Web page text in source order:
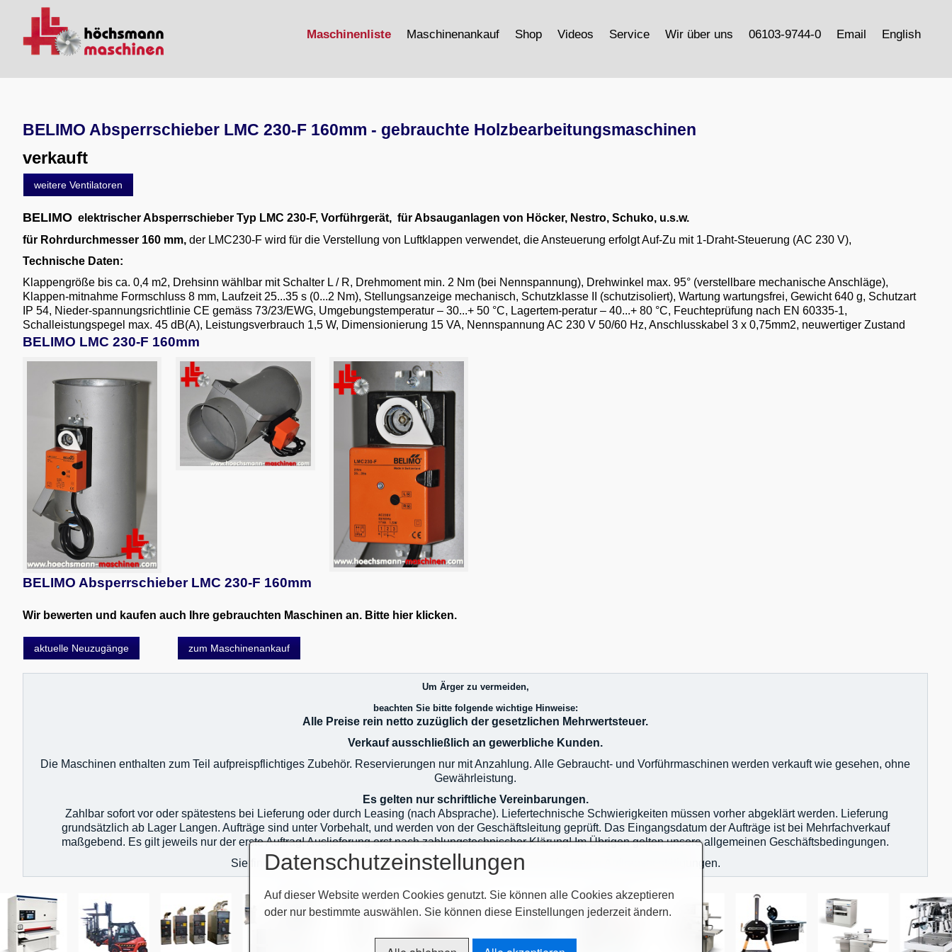
Maschinenliste Maschinenankauf Shop Videos Service Wir über uns 06103-9744-0 Email English
BELIMO Absperrschieber LMC 230-F 160mm - gebrauchte Holzbearbeitungsmaschinen
verkauft
weitere Ventilatoren
BELIMO elektrischer Absperrschieber Typ LMC 230-F, Vorführgerät, für Absauganlagen von Höcker, Nestro, Schuko, u.s.w.
für Rohrdurchmesser 160 mm, der LMC230-F wird für die Verstellung von Luftklappen verwendet, die Ansteuerung erfolgt Auf-Zu mit 1-Draht-Steuerung (AC 230 V),
Technische Daten:
Klappengröße bis ca. 0,4 m2, Drehsinn wählbar mit Schalter L / R, Drehmoment min. 2 Nm (bei Nennspannung), Drehwinkel max. 95° (verstellbare mechanische Anschläge),
Klappen-mitnahme Formschluss 8 mm, Laufzeit 25...35 s (0...2 Nm), Stellungsanzeige mechanisch, Schutzklasse II (schutzisoliert), Wartung wartungsfrei, Gewicht 640 g, Schutzart
IP 54, Nieder-spannungsrichtlinie CE gemäss 73/23/EWG, Umgebungstemperatur – 30...+ 50 °C, Lagertem-peratur – 40...+ 80 °C, Feuchteprüfung nach EN 60335-1,
Schalleistungspegel max. 45 dB(A), Leistungsverbrauch 1,5 W, Dimensionierung 15 VA, Nennspannung AC 230 V 50/60 Hz, Anschlusskabel 3 x 0,75mm2, neuwertiger Zustand
BELIMO LMC 230-F 160mm
BELIMO Absperrschieber LMC 230-F 160mm
Wir bewerten und kaufen auch Ihre gebrauchten Maschinen an. Bitte hier klicken.
aktuelle Neuzugänge zum Maschinenankauf
Um Ärger zu vermeiden,
beachten Sie bitte folgende wichtige Hinweise:
Alle Preise rein netto zuzüglich der gesetzlichen Mehrwertsteuer.
Verkauf ausschließlich an gewerbliche Kunden.
Die Maschinen enthalten zum Teil aufpreispflichtiges Zubehör. Reservierungen nur mit Anzahlung. Alle Gebraucht- und Vorführmaschinen werden verkauft wie gesehen, ohne
Gewährleistung.
Es gelten nur schriftliche Vereinbarungen.
Zahlbar sofort vor oder spätestens bei Lieferung oder durch Leasing (nach Absprache). Liefertechnische Schwierigkeiten müssen vorher abgeklärt werden. Lieferung
grundsätzlich ab Lager Langen. Aufträge sind unter Vorbehalt, und werden von der Geschäftsleitung geprüft. Das Eingangsdatum der Aufträge ist bei Mehrfachverkauf
maßgebend. Es gilt jeweils nur der erste Auftrag! Auslieferung erst nach zahlungstechnischer Klärung! Im Übrigen gelten unsere allgemeinen Geschäftsbedingungen.
Sie finden unsere AGB`s auf unserer Homepage im Netz oder auf unseren Auftragsbestätigungen.
Datenschutzeinstellungen
Auf dieser Website werden Cookies genutzt. Sie können alle Cookies akzeptieren
oder nur bestimmte auswählen. Sie können diese Einstellungen jederzeit ändern.